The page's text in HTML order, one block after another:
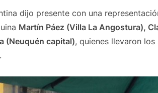
dijo presente con una
Martín Páez (Villa La Angostura),
(Neuquén capital), quienes llevaron